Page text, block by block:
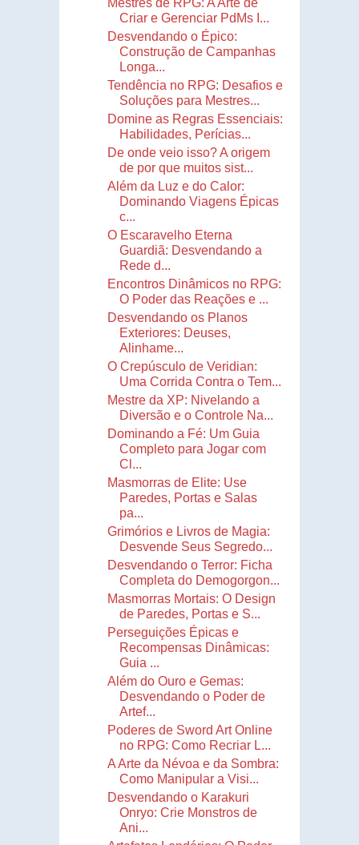
Criar e Gerenciar PdMs I...
Desvendando o Épico:
Construção de Campanhas
Longa...
Tendência no RPG: Desafios e
Soluções para Mestres...
Domine as Regras Essenciais:
Habilidades, Perícias...
De onde veio isso? A origem
de por que muitos sist...
Além da Luz e do Calor:
Dominando Viagens Épicas
c...
O Escaravelho Eterna
Guardiã: Desvendando a
Rede d...
Encontros Dinâmicos no RPG:
O Poder das Reações e ...
Desvendando os Planos
Exteriores: Deuses,
Alinhame...
O Crepúsculo de Veridian:
Uma Corrida Contra o Tem...
Mestre da XP: Nivelando a
Diversão e o Controle Na...
Dominando a Fé: Um Guia
Completo para Jogar com
Cl...
Masmorras de Elite: Use
Paredes, Portas e Salas
pa...
Grimórios e Livros de Magia:
Desvende Seus Segredo...
Desvendando o Terror: Ficha
Completa do Demogorgon...
Masmorras Mortais: O Design
de Paredes, Portas e S...
Perseguições Épicas e
Recompensas Dinâmicas:
Guia ...
Além do Ouro e Gemas:
Desvendando o Poder de
Artef...
Poderes de Sword Art Online
no RPG: Como Recriar L...
A Arte da Névoa e da Sombra:
Como Manipular a Visi...
Desvendando o Karakuri
Onryo: Crie Monstros de
Ani...